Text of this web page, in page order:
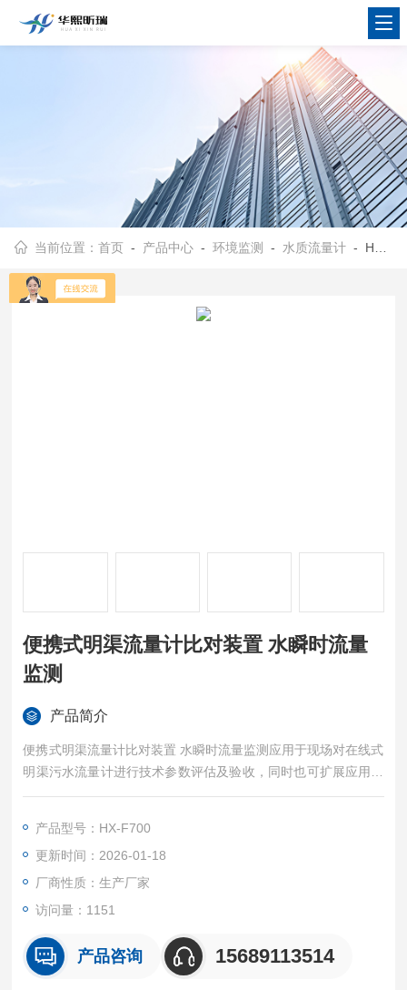
当前位置：首页 - 产品中心 -环境监测 - 水质流量计 - HX-F700便携式明渠流量计比对装置 水瞬时流量监测
便携式明渠流量计比对装置 水瞬时流量
监测
产品简介
便携式明渠流量计比对装置 水瞬时流量监测应用于现场对在线式
明渠污水流量计进行技术参数评估及验收，同时也可扩展应用于
企业对明渠污水排放的流量测量等。
产品型号：HX-F700
更新时间：2026-01-18
厂商性质：生产厂家
访问量：1151
产品咨询 15689113514